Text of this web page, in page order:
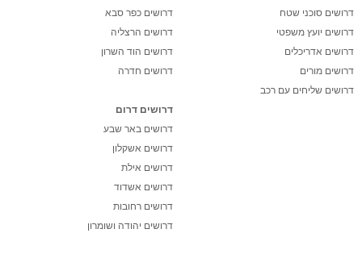
דרושים סוכני שטח
דרושים יועץ משפטי
דרושים אדריכלים
דרושים מורים
דרושים שליחים עם רכב
דרושים כפר סבא
דרושים הרצליה
דרושים הוד השרון
דרושים חדרה
דרושים דרום
דרושים באר שבע
דרושים אשקלון
דרושים אילת
דרושים אשדוד
דרושים רחובות
דרושים יהודה ושומרון